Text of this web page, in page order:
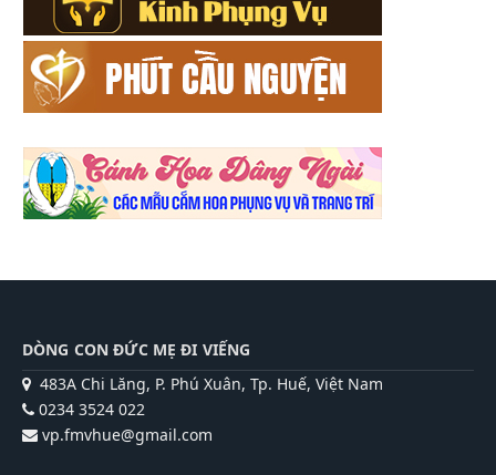
DÒNG CON ĐỨC MẸ ĐI VIẾNG
483A Chi Lăng, P. Phú Xuân, Tp. Huế, Việt Nam
0234 3524 022
vp.fmvhue@gmail.com